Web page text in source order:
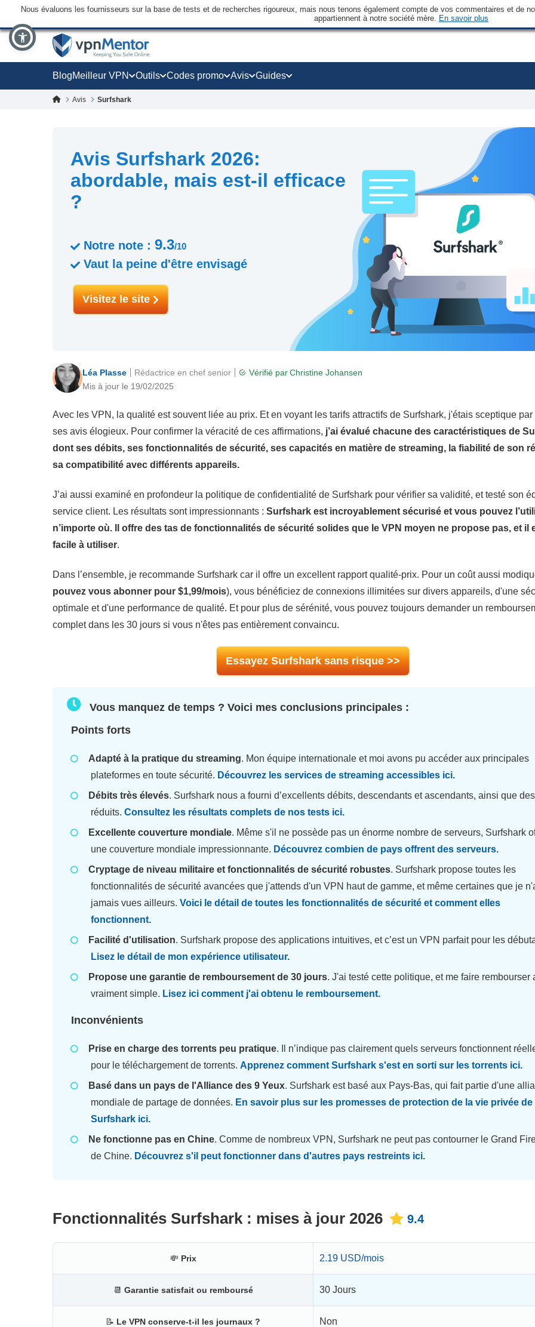
Nous évaluons les fournisseurs sur la base de tests et de recherches rigoureux, mais nous tenons également compte de vos commentaires et de
appartiennent à notre société mère. En savoir plus
BlogMeilleur VPN Outils Codes promo Avis Guides
Avis Surfshark
Avis Surfshark 2026:
abordable, mais est-il efficace
?
Notre note : 9.3/10
Vaut la peine d'être envisagé
Visitez le site
Léa Plasse
Mis à jour le 19/02/2025
Vérifié parChristine Johansen
Rédactrice en chef senior
Avec les VPN, la qualité est souvent liée au prix. Et en voyant les tarifs attractifs de Surfshark, j'étais sceptique par
ses avis élogieux. Pour confirmer la véracité de ces affirmations, j’ai évalué chacune des caractéristiques de
dont ses débits, ses fonctionnalités de sécurité, ses capacités en matière de streaming, la fiabilité de son
sa compatibilité avec différents appareils.
J’ai aussi examiné en profondeur la politique de confidentialité de Surfshark pour vérifier sa validité, et testé son
service client. Les résultats sont impressionnants : Surfshark est incroyablement sécurisé et vous pouvez
n’importe où. Il offre des tas de fonctionnalités de sécurité solides que le VPN moyen ne propose pas, et il
facile à utiliser.
Dans l’ensemble, je recommande Surfshark car il offre un excellent rapport qualité-prix. Pour un coût aussi
pouvez vous abonner pour $1,99/mois), vous bénéficiez de connexions illimitées sur divers appareils, d'une
optimale et d'une performance de qualité. Et pour plus de sérénité, vous pouvez toujours demander un
complet dans les 30 jours si vous n'êtes pas entièrement convaincu.
Essayez Surfshark sans risque >>
Vous manquez de temps ? Voici mes conclusions principales :
Points forts
Adapté à la pratique du streaming. Mon équipe internationale et moi avons pu accéder aux principales
plateformes en toute sécurité. Découvrez les services de streaming accessibles ici.
Débits très élevés. Surfshark nous a fourni d’excellents débits, descendants et ascendants, ainsi que
réduits. Consultez les résultats complets de nos tests ici.
Excellente couverture mondiale. Même s'il ne possède pas un énorme nombre de serveurs, Surfshark
une couverture mondiale impressionnante. Découvrez combien de pays offrent des serveurs.
Cryptage de niveau militaire et fonctionnalités de sécurité robustes. Surfshark propose toutes les
fonctionnalités de sécurité avancées que j'attends d'un VPN haut de gamme, et même certaines que je
jamais vues ailleurs. Voici le détail de toutes les fonctionnalités de sécurité et comment elles
fonctionnent.
Facilité d'utilisation. Surfshark propose des applications intuitives, et c’est un VPN parfait pour les
Lisez le détail de mon expérience utilisateur.
Propose une garantie de remboursement de 30 jours. J'ai testé cette politique, et me faire rembourser
vraiment simple. Lisez ici comment j'ai obtenu le remboursement.
Inconvénients
Prise en charge des torrents peu pratique. Il n’indique pas clairement quels serveurs fonctionnent
pour le téléchargement de torrents. Apprenez comment Surfshark s'est en sorti sur les torrents ici.
Basé dans un pays de l'Alliance des 9 Yeux. Surfshark est basé aux Pays-Bas, qui fait partie d'une
mondiale de partage de données. En savoir plus sur les promesses de protection de la vie privée de
Surfshark ici.
Ne fonctionne pas en Chine. Comme de nombreux VPN, Surfshark ne peut pas contourner le Grand
de Chine. Découvrez s'il peut fonctionner dans d'autres pays restreints ici.
Fonctionnalités Surfshark : mises à jour 2026 9.4
💸 Prix 2.19 USD/mois
📆 Garantie satisfait ou remboursé 30 Jours
📝 Le VPN conserve-t-il les journaux ? Non